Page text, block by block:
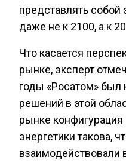
представлять собой
даже не к 2100, а к
Что касается
рынке, эксперт
годы «Росатом»
решений в этой
рынке конфигурация
энергетики такова,
взаимодействовали